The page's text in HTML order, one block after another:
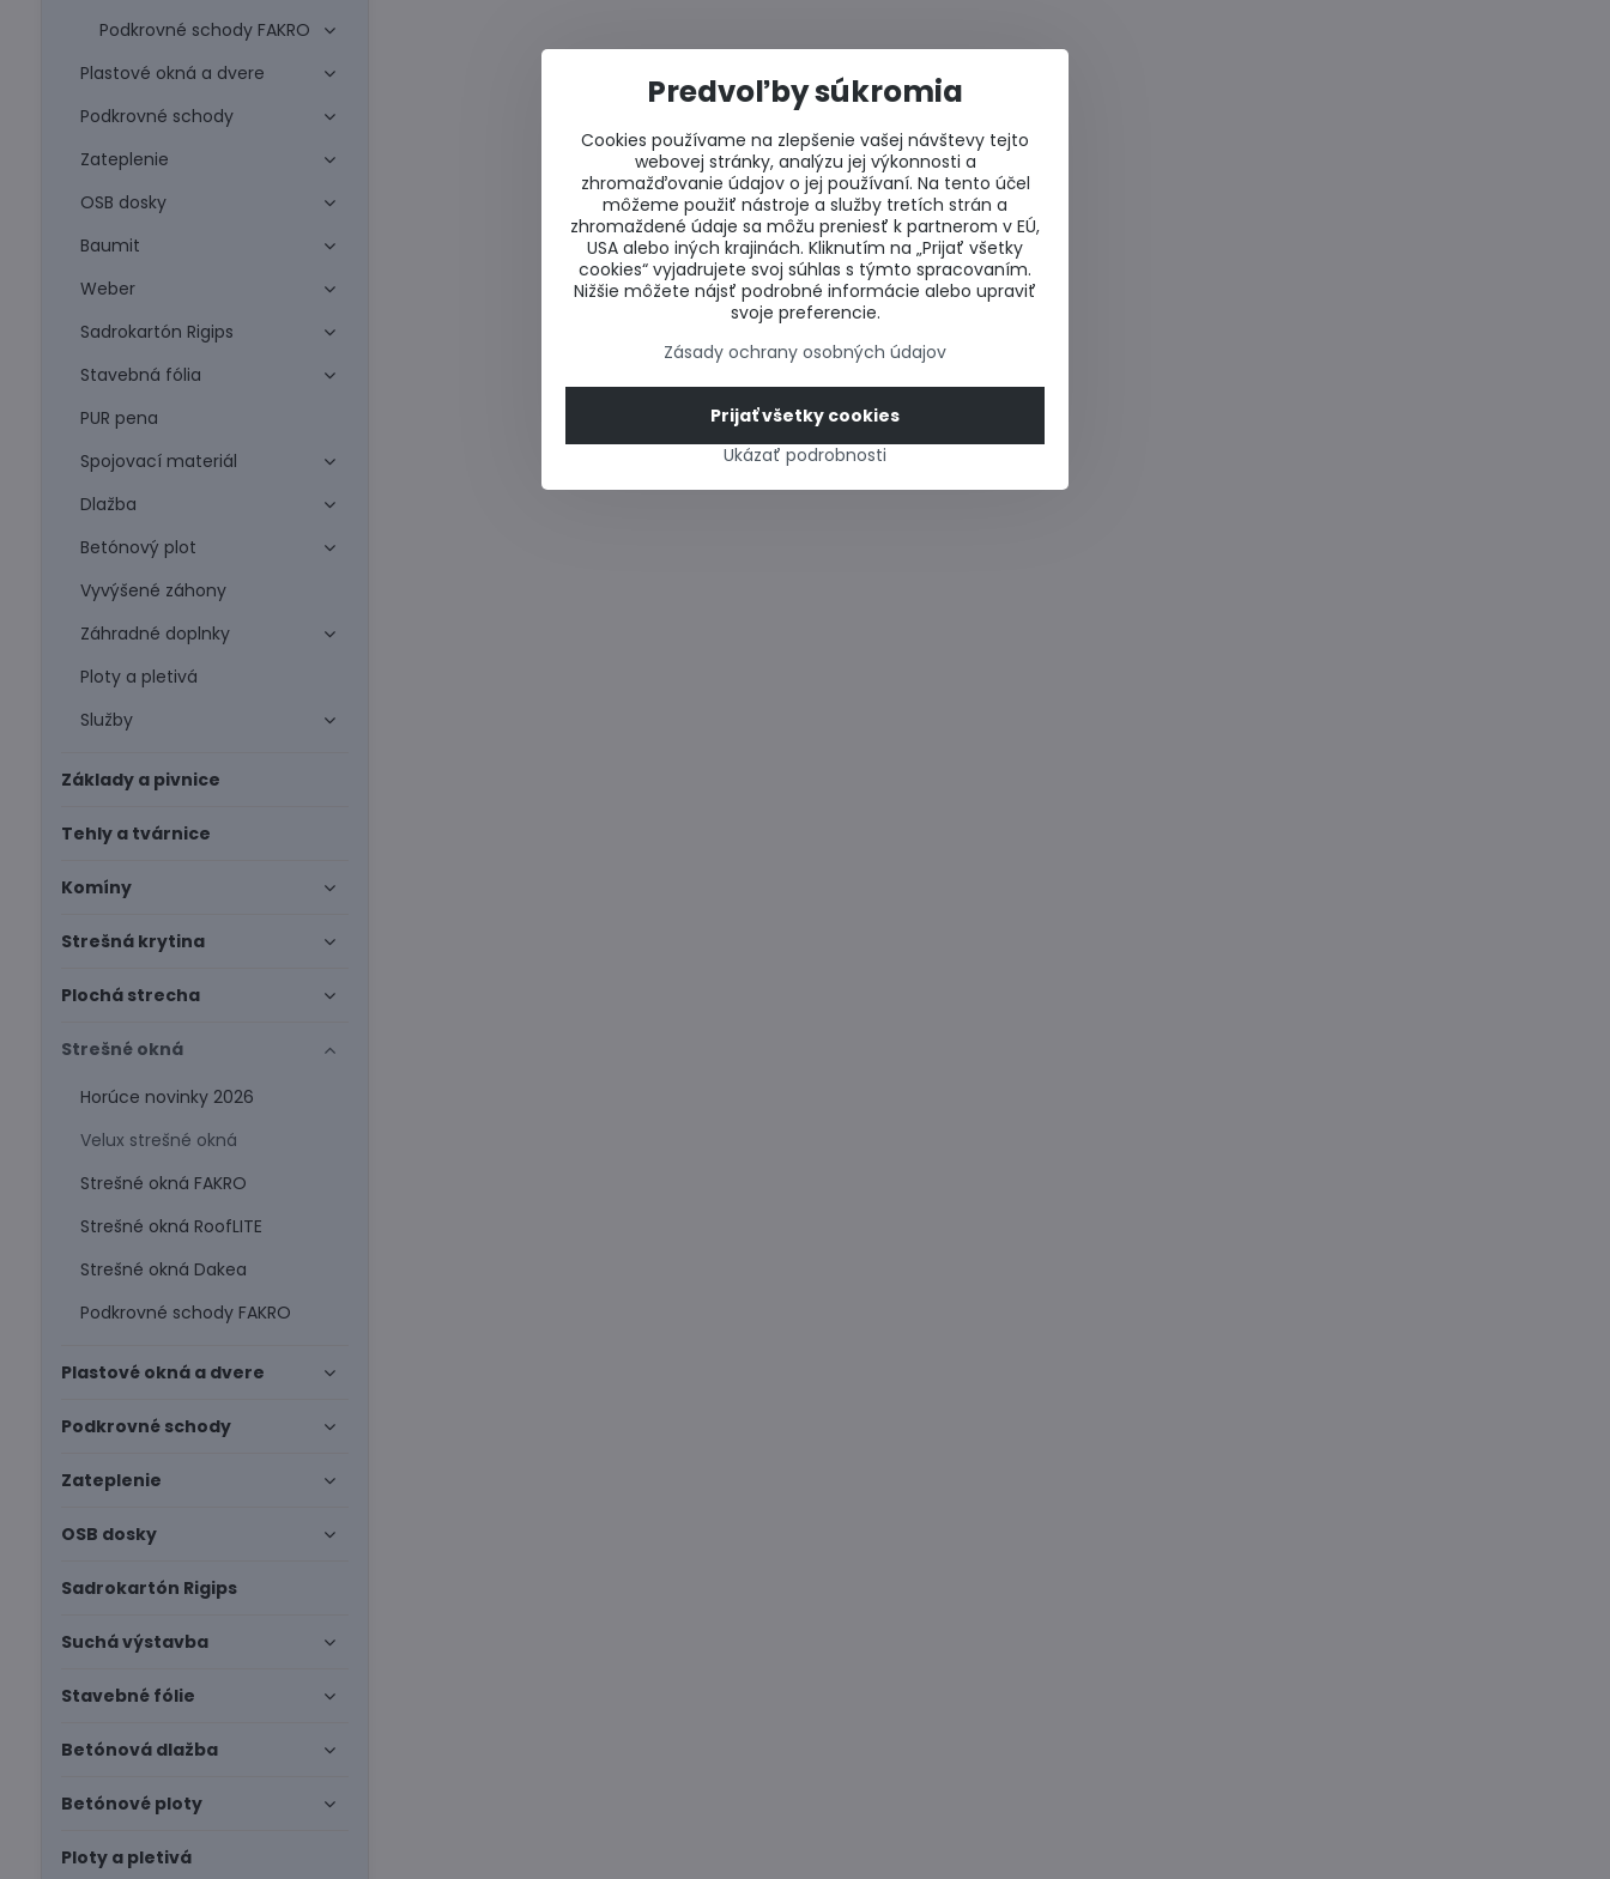
Podkrovné schody FAKRO
Plastové okná a dvere
Podkrovné schody
Zateplenie
OSB dosky
Baumit
Weber
Sadrokartón Rigips
Stavebná fólia
PUR pena
Spojovací materiál
Dlažba
Betónový plot
Vyvýšené záhony
Záhradné doplnky
Ploty a pletivá
Služby
Základy a pivnice
Tehly a tvárnice
Komíny
Strešná krytina
Plochá strecha
Strešné okná
Horúce novinky 2026
Velux strešné okná
Strešné okná FAKRO
Strešné okná RoofLITE
Strešné okná Dakea
Podkrovné schody FAKRO
Plastové okná a dvere
Podkrovné schody
Zateplenie
OSB dosky
Sadrokartón Rigips
Suchá výstavba
Stavebné fólie
Betónová dlažba
Betónové ploty
Ploty a pletivá
Predvoľby súkromia
Cookies používame na zlepšenie vašej návštevy tejto
webovej stránky, analýzu jej výkonnosti a
zhromažďovanie údajov o jej používaní. Na tento účel
môžeme použiť nástroje a služby tretích strán a
zhromaždené údaje sa môžu preniesť k partnerom v EÚ,
USA alebo iných krajinách. Kliknutím na „Prijať všetky
cookies“ vyjadrujete svoj súhlas s týmto spracovaním.
Nižšie môžete nájsť podrobné informácie alebo upraviť
svoje preferencie.
Zásady ochrany osobných údajov
Ukázať podrobnosti
Prijať všetky cookies